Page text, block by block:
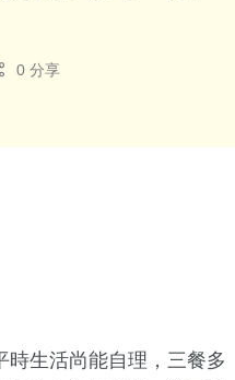
0 分享
時生活尚能自理，三餐多